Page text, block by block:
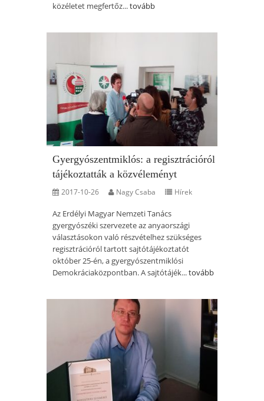
közéletet megfertőz...tovább
Gyergyószentmiklós: a regisztrációról
tájékoztatták a közvéleményt
2017-10-26 Nagy Csaba Hírek
Az Erdélyi Magyar Nemzeti Tanács
gyergyószéki szervezete az anyaországi
választásokon való részvételhez szükséges
regisztrációról tartott sajtótájékoztatót
október 25-én, a gyergyószentmiklósi
Demokráciaközpontban. A sajtótájék...tovább